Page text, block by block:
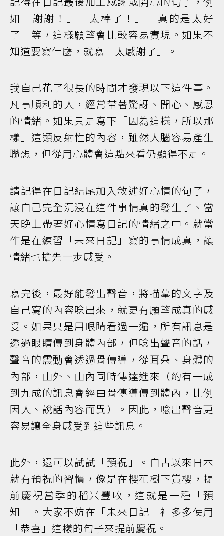
如「謝謝！」「太棒了！」「真的是太好
了」等，這樣願望會比較容易實現。如果不
知道要寫什麼，就寫「太感謝了」。
我自己花了很長的時間才發現以下這件事。
凡事順利的人，經常帶著驚訝、開心、感恩
的情緒。如果只是寫下「因為這樣，所以那
樣」這類反射性的內容，雖然大腦容易產生
聯想，但從用心體會這點來看仍顯得不足。
請記得在日記結尾加入敘述好心情的句子，
讓自己完全沉浸在這件事情真的發生了、當
天晚上帶著好心情寫日記的情緒之中。就當
作是在練習「未來日記」寫的事情成真，讓
情緒也搶先一步感受。
寫完後，最好能發出聲音，將描摹的文字及
自己寫的內容唸出來，就更有願望成真的感
受。如果只是用眼睛看過一遍，所有訊息是
透過眼睛傳到身體內部，但唸出聲音的話，
聲音的震動會透過骨傳導，從耳朵、身體的
內部，由外、由內同時傳達進來（約有一成
到九成的訊息會經由骨傳導傳到體內，比例
因人、說話內容而異）。因此，唸出聲音更
容易讓全身感受到這些訊息。
此外，還可以試試「預祝」。自古以來日本
就有預祝的習慣，像是在櫻花樹下賞櫻，提
前慶祝當季的稻米豐收，這就是一種「預
知」。大家不妨在「未來日記」裡多多使用
「恭喜」這樣的句子來提前慶祝。